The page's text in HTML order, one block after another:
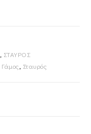
, ΣΤΑΥΡΟΣ
Γάμος, Σταυρός